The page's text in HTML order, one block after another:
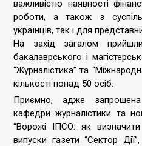
важливістю наявності
роботи, а також з
українців, так і для
На захід загалом
бакалаврського і
“Журналістика” та
кількості понад 50 осіб.
Приємно, адже
кафедри журналістики та
“Ворожі ІПСО: як
випуски газети “Сектор